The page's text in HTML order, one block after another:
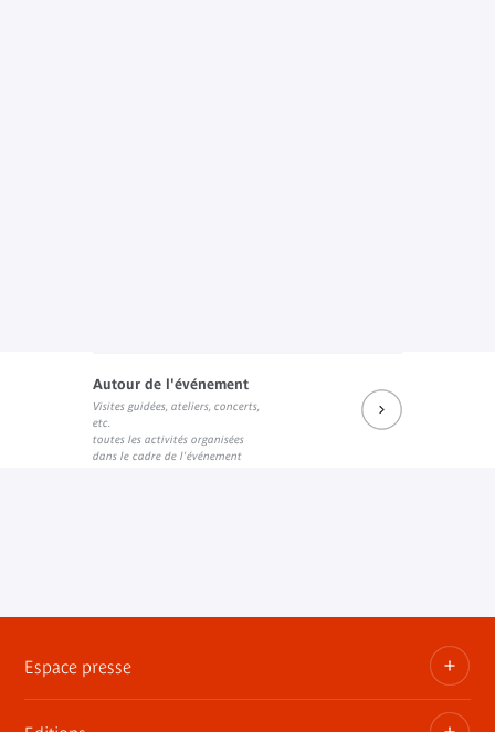
Autour de l'événement
Visites guidées, ateliers, concerts,
etc.
toutes les activités organisées
dans le cadre de l'événement
Espace presse